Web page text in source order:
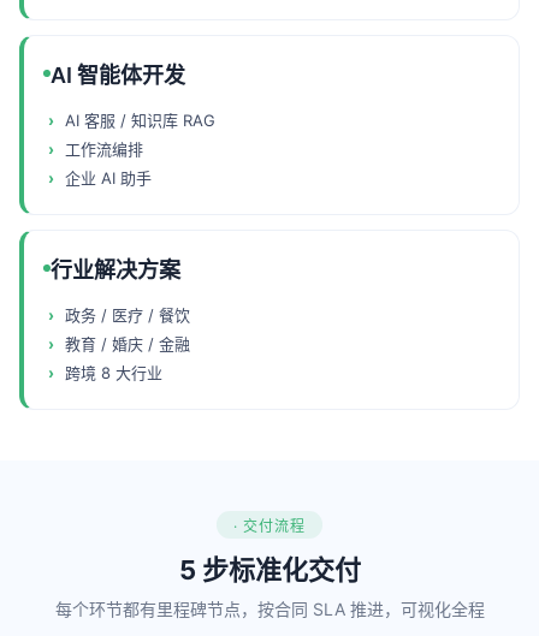
AI 智能体开发
AI 客服 / 知识库 RAG
工作流编排
企业 AI 助手
行业解决方案
政务 / 医疗 / 餐饮
教育 / 婚庆 / 金融
跨境 8 大行业
· 交付流程
5 步标准化交付
每个环节都有里程碑节点，按合同 SLA 推进，可视化全程